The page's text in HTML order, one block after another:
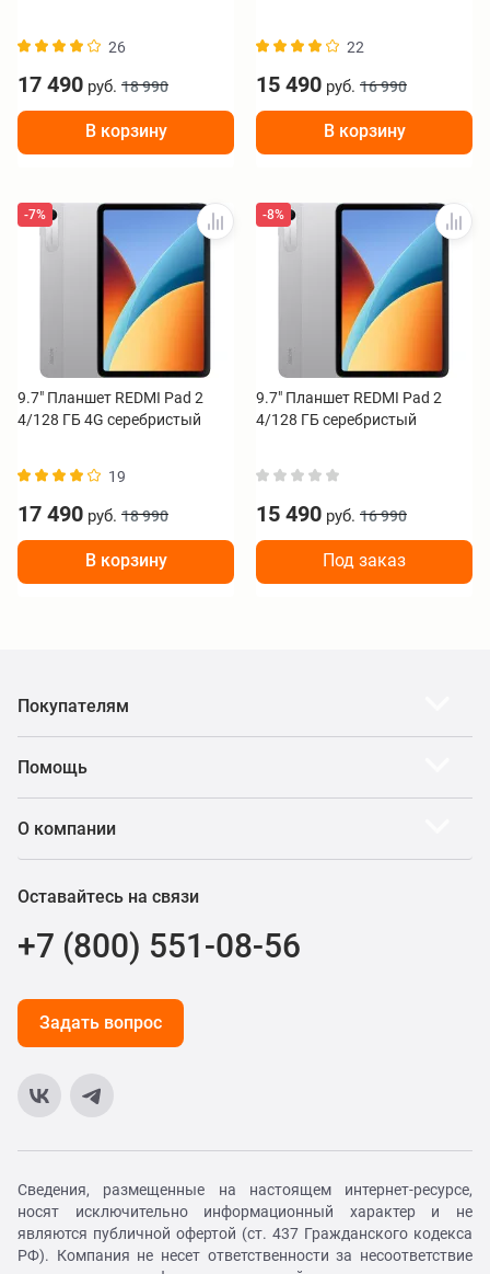
26
17 490 руб. 18 990
В корзину
22
15 490 руб. 16 990
В корзину
-7%
9.7" Планшет REDMI Pad 2
4/128 ГБ 4G серебристый
19
17 490 руб. 18 990
В корзину
-8%
9.7" Планшет REDMI Pad 2
4/128 ГБ серебристый
15 490 руб. 16 990
Под заказ
Покупателям
Помощь
О компании
Оставайтесь на связи
+7 (800) 551-08-56
Задать вопрос
Сведения, размещенные на настоящем интернет-ресурсе,
носят исключительно информационный характер и не
являются публичной офертой (ст. 437 Гражданского кодекса
РФ). Компания не несет ответственности за несоответствие